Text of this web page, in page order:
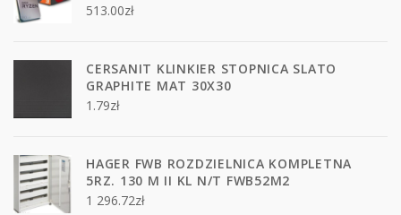
513.00zł
CERSANIT KLINKIER STOPNICA SLATO
GRAPHITE MAT 30X30
1.79zł
HAGER FWB ROZDZIELNICA KOMPLETNA
5RZ. 130 M II KL N/T FWB52M2
1 296.72zł